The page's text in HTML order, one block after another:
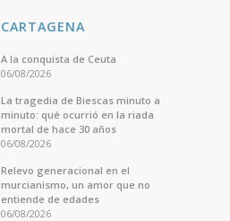
CARTAGENA
A la conquista de Ceuta
06/08/2026
La tragedia de Biescas minuto a
minuto: qué ocurrió en la riada
mortal de hace 30 años
06/08/2026
Relevo generacional en el
murcianismo, un amor que no
entiende de edades
06/08/2026